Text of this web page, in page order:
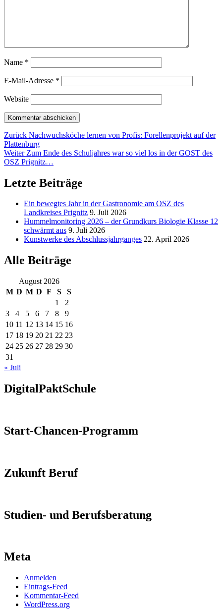
Name *
E-Mail-Adresse *
Website
Beitragsnavigation
Zurück Vorheriger
Beitrag:
Nachwuchsköche lernen von Profis: Forellenprojekt auf der
Plattenburg
Weiter Nächster
Beitrag:
Zum Ende des Schuljahres war so viel los in der GOST des
OSZ Prignitz…
Letzte Beiträge
Ein bewegtes Jahr in der Gastronomie am OSZ des
Landkreises Prignitz 9. Juli 2026
Hummelmonitoring 2026 – der Grundkurs Biologie Klasse 12
schwärmt aus 9. Juli 2026
Kunstwerke des Abschlussjahrganges 22. April 2026
Alle Beiträge
August 2026
M D M D F S
S
1
2
3
4 5 6 7 8
9
10 11 12 13 14 15 16
17 18 19 20 21 22 23
24 25 26 27 28 29 30
31
« Juli
DigitalPaktSchule
Start-Chancen-Programm
Zukunft Beruf
Studien- und Berufsberatung
Meta
Anmelden
Eintrags-Feed
Kommentar-Feed
WordPress.org